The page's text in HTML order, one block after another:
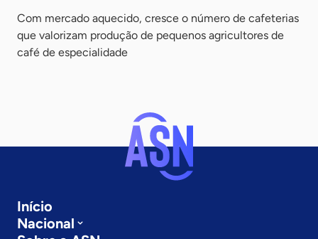
Com mercado aquecido, cresce o número de cafeterias
que valorizam produção de pequenos agricultores de
café de especialidade
Início
Nacional